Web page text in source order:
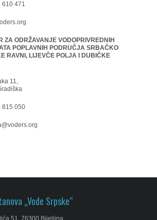
610 471
ZA ODRŽAVANJE VODOPRIVREDNIH
POPLAVNIH PODRUČJA SRBAČKO-
RAVNI, LIJEVČE POLJA I DUBIČKE
11,
815 050
„Vode Srpske“